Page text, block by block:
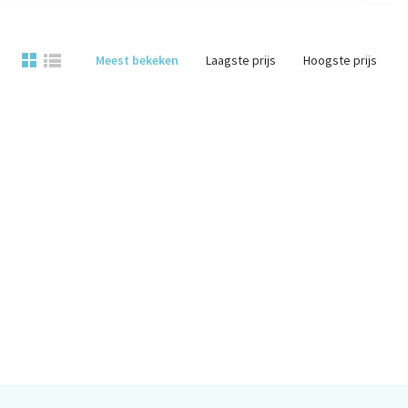
Meest bekeken Laagste prijs Hoogste prijs